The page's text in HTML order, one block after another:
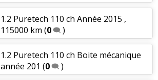
1.2 Puretech 110 ch Année 2015 ,
115000 km (0 )
1.2 Puretech 110 ch Boite mécanique
année 201 (0 )